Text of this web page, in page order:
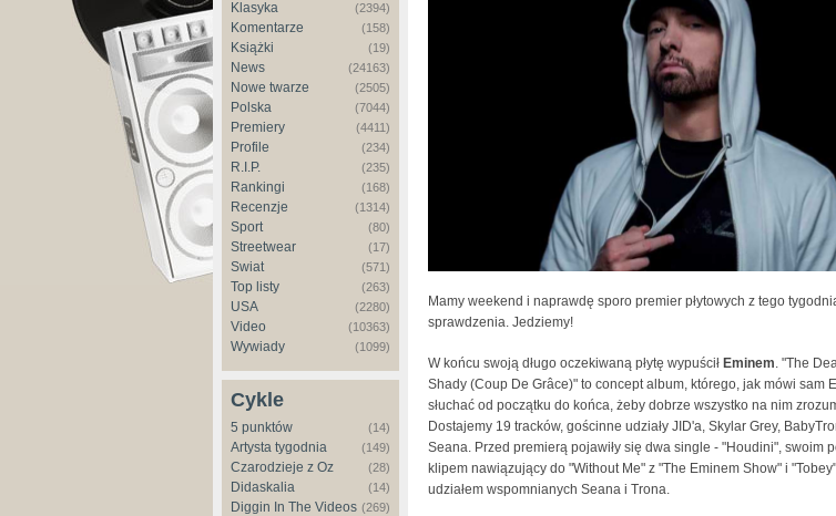
Klasyka (2394)
Komentarze (158)
Książki (19)
News (24163)
Nowe twarze (2505)
Polska (7044)
Premiery (4411)
Profile (234)
R.I.P. (235)
Rankingi (168)
Recenzje (1314)
Sport (80)
Streetwear (17)
Świat (571)
Top listy (263)
USA (2280)
Video (10363)
Wywiady (1099)
Cykle
5 punktów (14)
Artysta tygodnia (149)
Czarodzieje z Oz (28)
Didaskalia (14)
Diggin In The Videos (269)
Mamy weekend i naprawdę sporo premier płytowych z tego
sprawdzenia. Jedziemy!
W końcu swoją długo oczekiwaną płytę wypuścił Eminem. "The
Shady (Coup De Grâce)" to concept album, którego, jak mówi sam
słuchać od początku do końca, żeby dobrze wszystko na nim
Dostajemy 19 tracków, gościnne udziały JID'a, Skylar Grey,
Seana. Przed premierą pojawiły się dwa single - "Houdini", swoim
klipem nawiązujący do "Without Me" z "The Eminem Show" i
udziałem wspomnianych Seana i Trona.